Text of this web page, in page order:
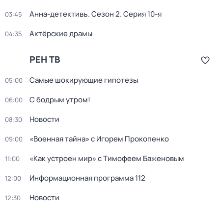
03:45 Анна-детективъ. Сезон 2. Серия 10-я
04:35 Актёрские драмы
РЕН ТВ
05:00 Самые шoкиpующие гипотезы
06:00 С бодрым утром!
08:30 Новости
09:00 «Военная тайна» с Игорем Прокопенко
11:00 «Как устроен мир» с Тимофеем Баженовым
12:00 Информационная программа 112
12:30 Новости